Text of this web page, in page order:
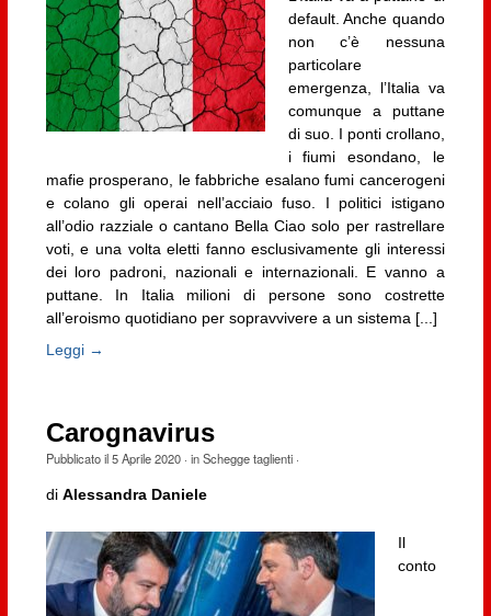
default. Anche quando
non c’è nessuna
particolare
emergenza, l’Italia va
comunque a puttane
di suo. I ponti crollano,
i fiumi esondano, le
mafie prosperano, le fabbriche esalano fumi cancerogeni
e colano gli operai nell’acciaio fuso. I politici istigano
all’odio razziale o cantano Bella Ciao solo per rastrellare
voti, e una volta eletti fanno esclusivamente gli interessi
dei loro padroni, nazionali e internazionali. E vanno a
puttane. In Italia milioni di persone sono costrette
all’eroismo quotidiano per sopravvivere a un sistema [...]
Leggi →
Carognavirus
Pubblicato il5 Aprile 2020· inSchegge taglienti·
di Alessandra Daniele
Il
conto